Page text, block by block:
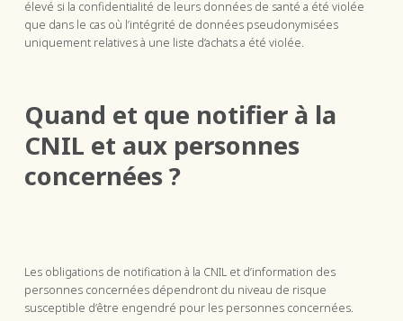
élevé si la confidentialité de leurs données de santé a été violée
que dans le cas où l’intégrité de données pseudonymisées
uniquement relatives à une liste d’achats a été violée.
Quand et que notifier à la
CNIL et aux personnes
concernées ?
Les obligations de notification à la CNIL et d’information des
personnes concernées dépendront du niveau de risque
susceptible d’être engendré pour les personnes concernées.